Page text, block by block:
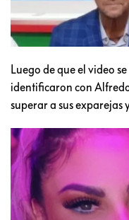
Luego de que el video
identificaron con
superar a sus exparejas